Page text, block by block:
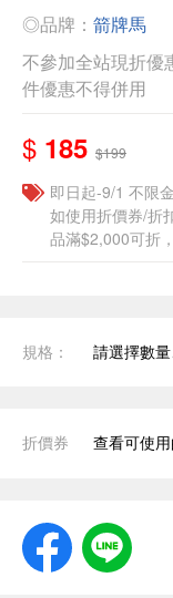
◎品牌： 箭牌馬
不參加全站現折優
件優惠不得併用
$ 185 $199
即日起-9/1 不限
如使用折價券/折
品滿$2,000可折
規格： 請選擇數
折價券 查看可使